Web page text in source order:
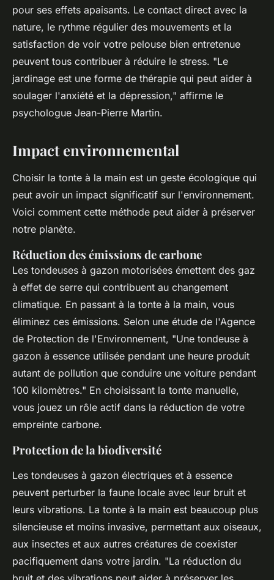
pour ses effets apaisants. Le contact direct avec la
nature, le rythme régulier des mouvements et la
satisfaction de voir votre pelouse bien entretenue
peuvent tous contribuer à réduire le stress. "Le
jardinage est une forme de thérapie qui peut aider à
soulager l'anxiété et la dépression," affirme le
psychologue Jean-Pierre Martin.
Impact environnemental
Choisir la tonte à la main est un geste écologique qui
peut avoir un impact significatif sur l'environnement.
Voici comment cette méthode peut aider à préserver
notre planète.
Réduction des émissions de carbone
Les tondeuses à gazon motorisées émettent des gaz
à effet de serre qui contribuent au changement
climatique. En passant à la tonte à la main, vous
éliminez ces émissions. Selon une étude de l'Agence
de Protection de l'Environnement, "Une tondeuse à
gazon à essence utilisée pendant une heure produit
autant de pollution que conduire une voiture pendant
100 kilomètres." En choisissant la tonte manuelle,
vous jouez un rôle actif dans la réduction de votre
empreinte carbone.
Protection de la biodiversité
Les tondeuses à gazon électriques et à essence
peuvent perturber la faune locale avec leur bruit et
leurs vibrations. La tonte à la main est beaucoup plus
silencieuse et moins invasive, permettant aux oiseaux,
aux insectes et aux autres créatures de coexister
pacifiquement dans votre jardin. "La réduction du